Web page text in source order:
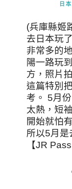
日
(兵庫縣姬
去日本玩
非常多的
陽一路玩
方，照片
這篇特別
考。 5月
太熱，短
開始就怕
所以5月是
【JR